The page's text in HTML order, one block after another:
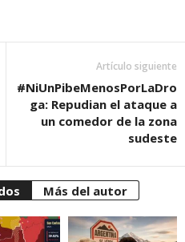
Artículo siguiente
#NiUnPibeMenosPorLaDro
ga: Repudian el ataque a
un comedor de la zona
sudeste
Más del autor